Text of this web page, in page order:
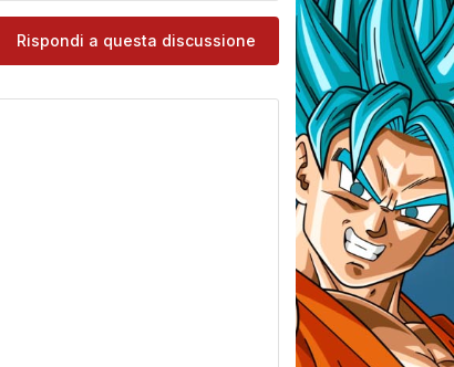
Rispondi a questa discussione